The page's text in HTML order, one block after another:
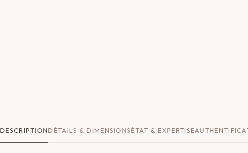
DESCRIPTIONDÉTAILS & DIMENSIONSÉTAT & EXPERTISE